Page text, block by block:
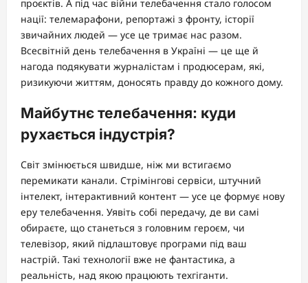
проєктів. А під час війни телебачення стало голосом
нації: телемарафони, репортажі з фронту, історії
звичайних людей — усе це тримає нас разом.
Всесвітній день телебачення в Україні — це ще й
нагода подякувати журналістам і продюсерам, які,
ризикуючи життям, доносять правду до кожного дому.
Майбутнє телебачення: куди
рухається індустрія?
Світ змінюється швидше, ніж ми встигаємо
перемикати канали. Стрімінгові сервіси, штучний
інтелект, інтерактивний контент — усе це формує нову
еру телебачення. Уявіть собі передачу, де ви самі
обираєте, що станеться з головним героєм, чи
телевізор, який підлаштовує програми під ваш
настрій. Такі технології вже не фантастика, а
реальність, над якою працюють техгіганти.